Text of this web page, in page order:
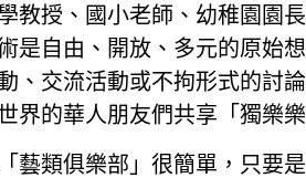
學教授、國小老師、幼稚園園
是自由、開放、多元的原始
、交流活動或不拘形式的討
界的華人朋友們共享「獨樂
藝類俱樂部」很簡單，只要